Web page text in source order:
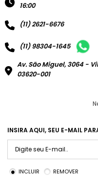
16:00
(11) 2621-6676
(11) 98304-1645
Av. São Miguel, 3064 -
03620-001
INSIRA AQUI, SEU E-MAIL
INCLUIR REMOVER